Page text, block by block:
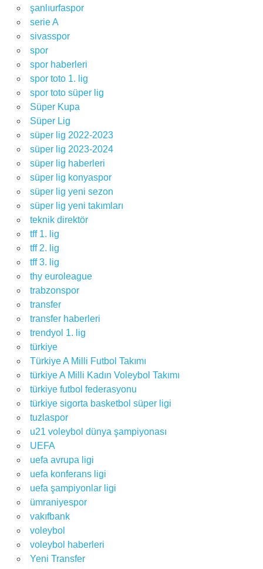
şanlıurfaspor
serie A
sivasspor
spor
spor haberleri
spor toto 1. lig
spor toto süper lig
Süper Kupa
Süper Lig
süper lig 2022-2023
süper lig 2023-2024
süper lig haberleri
süper lig konyaspor
süper lig yeni sezon
süper lig yeni takımları
teknik direktör
tff 1. lig
tff 2. lig
tff 3. lig
thy euroleague
trabzonspor
transfer
transfer haberleri
trendyol 1. lig
türkiye
Türkiye A Milli Futbol Takımı
türkiye A Milli Kadın Voleybol Takımı
türkiye futbol federasyonu
türkiye sigorta basketbol süper ligi
tuzlaspor
u21 voleybol dünya şampiyonası
UEFA
uefa avrupa ligi
uefa konferans ligi
uefa şampiyonlar ligi
ümraniyespor
vakıfbank
voleybol
voleybol haberleri
Yeni Transfer